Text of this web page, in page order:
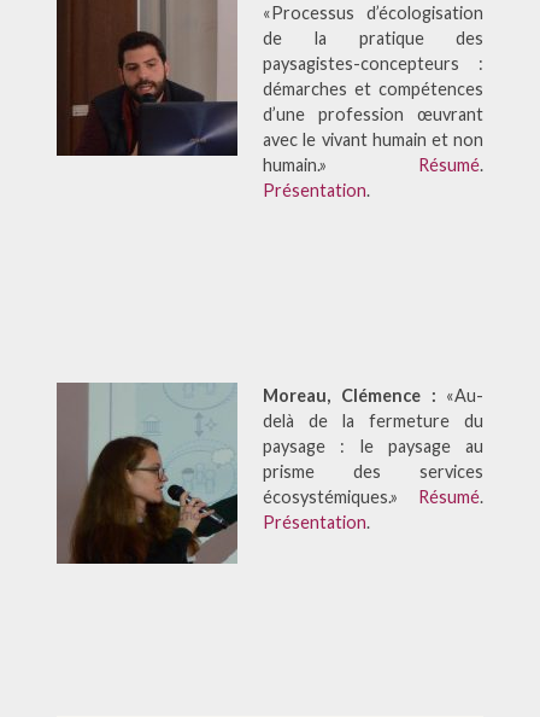
«Processus d’écologisation
de la pratique des
paysagistes-concepteurs :
démarches et compétences
d’une profession œuvrant
avec le vivant humain et non
humain.» Résumé.
Présentation.
Moreau, Clémence : «Au-
delà de la fermeture du
paysage : le paysage au
prisme des services
écosystémiques.»
Résumé.
Présentation.